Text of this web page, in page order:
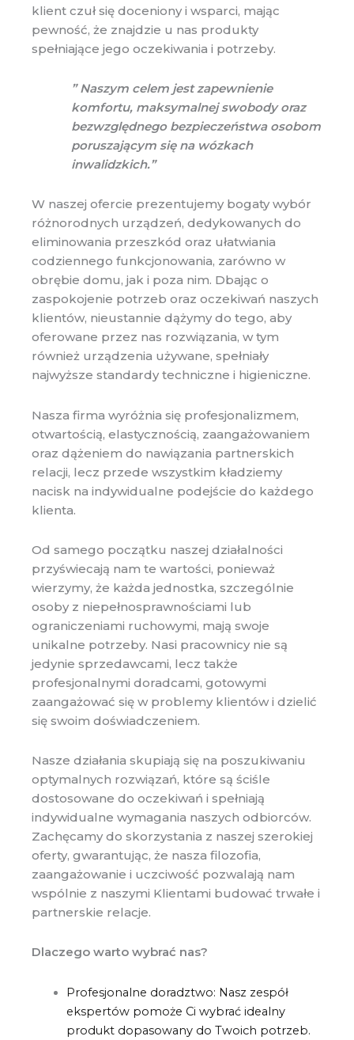
klient czuł się doceniony i wsparci, mając
pewność, że znajdzie u nas produkty
spełniające jego oczekiwania i potrzeby.
” Naszym celem jest zapewnienie
komfortu, maksymalnej swobody oraz
bezwzględnego bezpieczeństwa osobom
poruszającym się na wózkach
inwalidzkich.”
W naszej ofercie prezentujemy bogaty wybór
różnorodnych urządzeń, dedykowanych do
eliminowania przeszkód oraz ułatwiania
codziennego funkcjonowania, zarówno w
obrębie domu, jak i poza nim. Dbając o
zaspokojenie potrzeb oraz oczekiwań naszych
klientów, nieustannie dążymy do tego, aby
oferowane przez nas rozwiązania, w tym
również urządzenia używane, spełniały
najwyższe standardy techniczne i higieniczne.
Nasza firma wyróżnia się profesjonalizmem,
otwartością, elastycznością, zaangażowaniem
oraz dążeniem do nawiązania partnerskich
relacji, lecz przede wszystkim kładziemy
nacisk na indywidualne podejście do każdego
klienta.
Od samego początku naszej działalności
przyświecają nam te wartości, ponieważ
wierzymy, że każda jednostka, szczególnie
osoby z niepełnosprawnościami lub
ograniczeniami ruchowymi, mają swoje
unikalne potrzeby. Nasi pracownicy nie są
jedynie sprzedawcami, lecz także
profesjonalnymi doradcami, gotowymi
zaangażować się w problemy klientów i dzielić
się swoim doświadczeniem.
Nasze działania skupiają się na poszukiwaniu
optymalnych rozwiązań, które są ściśle
dostosowane do oczekiwań i spełniają
indywidualne wymagania naszych odbiorców.
Zachęcamy do skorzystania z naszej szerokiej
oferty, gwarantując, że nasza filozofia,
zaangażowanie i uczciwość pozwalają nam
wspólnie z naszymi Klientami budować trwałe i
partnerskie relacje.
Dlaczego warto wybrać nas?
Profesjonalne doradztwo: Nasz zespół
ekspertów pomoże Ci wybrać idealny
produkt dopasowany do Twoich potrzeb.